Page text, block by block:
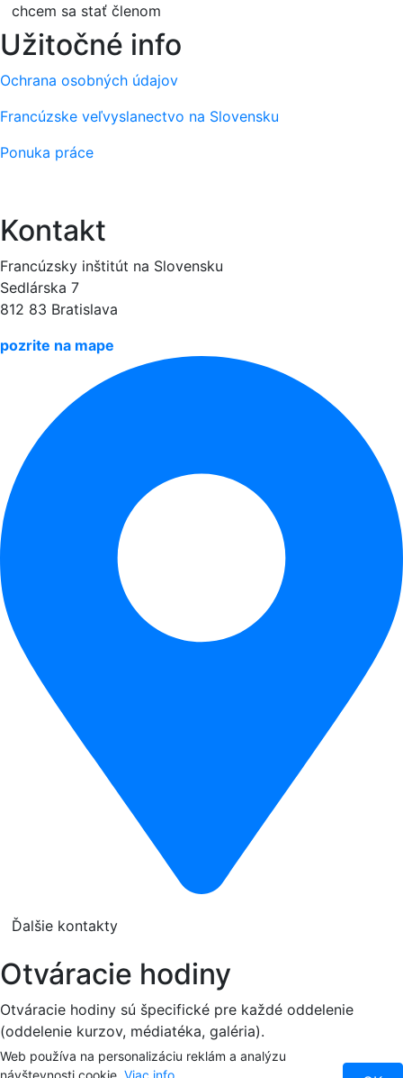
Web používa na personalizáciu reklám a analýzu
návštevnosti cookie. Viac info
chcem sa stať členom
Užitočné info
Ochrana osobných údajov
Francúzske veľvyslanectvo na Slovensku
Ponuka práce
Kontakt
Francúzsky inštitút na Slovensku
Sedlárska 7
812 83 Bratislava
pozrite na mape
Ďalšie kontakty
Otváracie hodiny
Otváracie hodiny sú špecifické pre každé oddelenie
(oddelenie kurzov, médiatéka, galéria).
Prehľad otváracích hodín